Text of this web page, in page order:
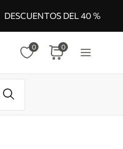
DESCUENTOS DEL 40 %
0 0